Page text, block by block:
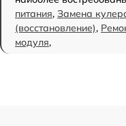
питания, Замена
(восстановление),
модуля,